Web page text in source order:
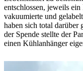
entschlossen, jeweils
vakuumierte und
haben sich to­tal darüber
der Spende stellte der
einen Kühlanhänger